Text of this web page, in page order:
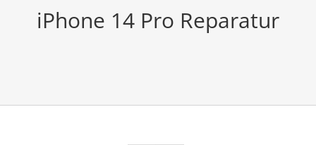
iPhone 14 Pro Reparatur